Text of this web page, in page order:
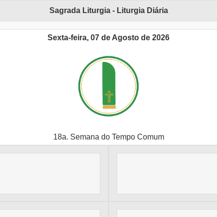
Sagrada Liturgia - Liturgia Diária
Sexta-feira, 07 de Agosto de 2026
18a. Semana do Tempo Comum